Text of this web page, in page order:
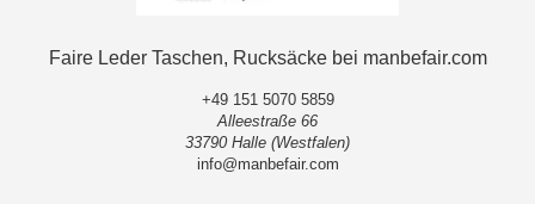
Faire Leder Taschen, Rucksäcke bei manbefair.com
+49 151 5070 5859
Alleestraße 66
33790 Halle (Westfalen)
info@manbefair.com